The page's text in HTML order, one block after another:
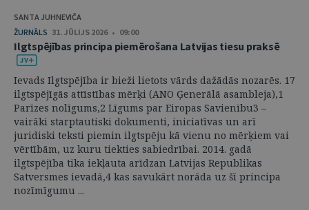
SANTA JUHNEVIČA
ŽURNĀLS 31. JŪLIJS 2026 • 09:00
Ilgtspējības principa piemērošana Latvijas tiesu praksē
Ievads Ilgtspējība ir bieži lietots vārds dažādās nozarēs. 17
ilgtspējīgās attīstības mērķi (ANO Ģenerālā asambleja),1
Parīzes nolīgums,2 Līgums par Eiropas Savienību3 –
vairāki starptautiski dokumenti, iniciatīvas un arī
juridiski teksti piemin ilgtspēju kā vienu no mērķiem vai
vērtībām, uz kuru tiekties sabiedrībai. 2014. gadā
ilgtspējība tika iekļauta arīdzan Latvijas Republikas
Satversmes ievadā,4 kas savukārt norāda uz šī principa
nozīmīgumu ...